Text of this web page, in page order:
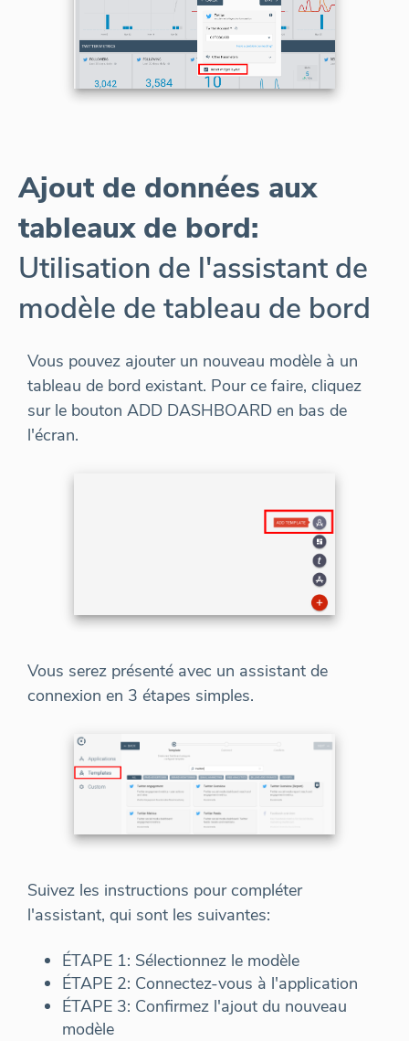
Ajout de données aux
tableaux de bord:
Utilisation de l'assistant de
modèle de tableau de bord
Vous pouvez ajouter un nouveau modèle à un
tableau de bord existant. Pour ce faire, cliquez
sur le bouton ADD DASHBOARD en bas de
l'écran.
Vous serez présenté avec un assistant de
connexion en 3 étapes simples.
Suivez les instructions pour compléter
l'assistant, qui sont les suivantes:
ÉTAPE 1: Sélectionnez le modèle
ÉTAPE 2: Connectez-vous à l'application
ÉTAPE 3: Confirmez l'ajout du nouveau
modèle